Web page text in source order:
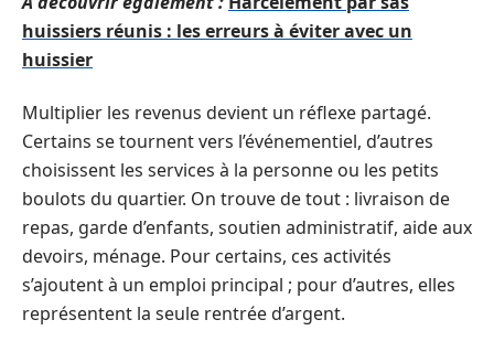
huissiers réunis : les erreurs à éviter avec un
huissier
Multiplier les revenus devient un réflexe partagé.
Certains se tournent vers l’événementiel, d’autres
choisissent les services à la personne ou les petits
boulots du quartier. On trouve de tout : livraison de
repas, garde d’enfants, soutien administratif, aide aux
devoirs, ménage. Pour certains, ces activités
s’ajoutent à un emploi principal ; pour d’autres, elles
représentent la seule rentrée d’argent.